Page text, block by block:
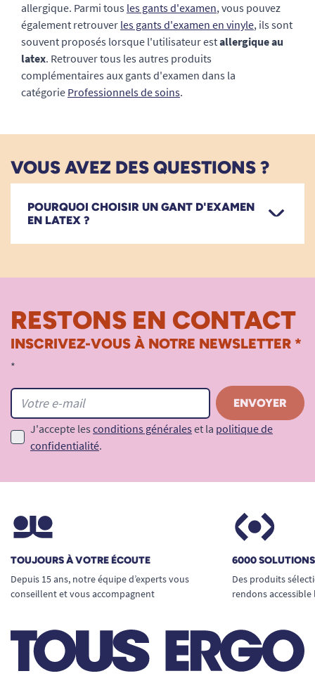
allergique. Parmi tous les gants d'examen, vous pouvez
également retrouver les gants d'examen en vinyle, ils sont
souvent proposés lorsque l'utilisateur estallergique au
latex. Retrouver tous les autres produits
complémentaires aux gants d'examen dans la
catégorie Professionnels de soins.
VOUS AVEZ DES QUESTIONS ?
POURQUOI CHOISIR UN GANT D'EXAMEN
EN LATEX ?
RESTONS EN CONTACT
INSCRIVEZ-VOUS À NOTRE NEWSLETTER *
*
J'accepte les conditions générales et la politique de
confidentialité.
TOUJOURS À VOTRE ÉCOUTE
Depuis 15 ans, notre équipe d’experts vous
conseillent et vous accompagnent
6000
Des produits
rendons